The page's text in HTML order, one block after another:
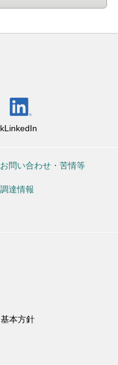
LinkedIn
お問い合わせ・苦情等
調達情報
本方針